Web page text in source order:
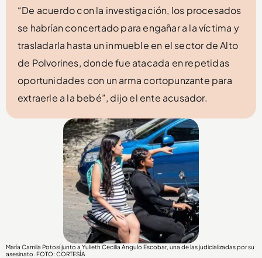
“De acuerdo con la investigación, los procesados
se habrían concertado para engañar a la víctima y
trasladarla hasta un inmueble en el sector de Alto
de Polvorines, donde fue atacada en repetidas
oportunidades con un arma cortopunzante para
extraerle a la bebé”, dijo el ente acusador.
María Camila Potosí junto a Yulieth Cecilia Angulo Escobar, una de las judicializadas por su
asesinato. FOTO: CORTESÍA